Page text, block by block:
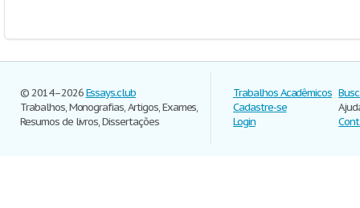
© 2014–2026Essays.club
Trabalhos, Monografias, Artigos, Exames,
Resumos de livros, Dissertações
Trabalhos Acadêmicos
Cadastre-se
Login